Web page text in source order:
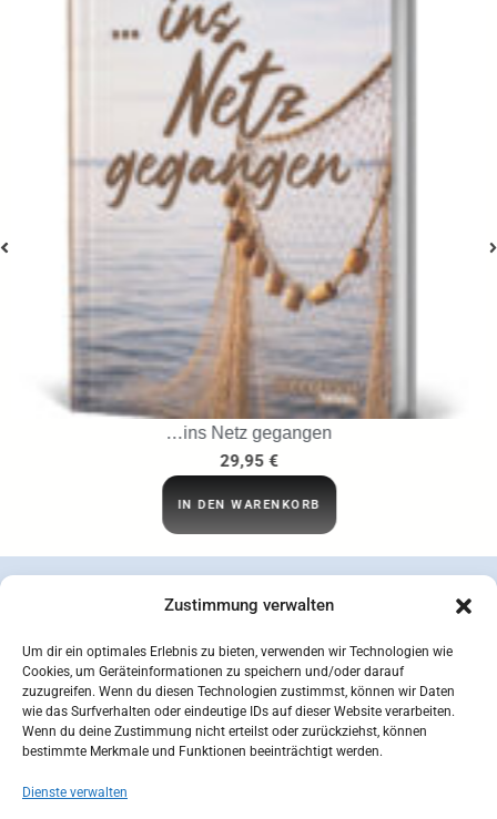
Zustimmung verwalten
Um dir ein optimales Erlebnis zu bieten, verwenden wir Technologien wie
Cookies, um Geräteinformationen zu speichern und/oder darauf
zuzugreifen. Wenn du diesen Technologien zustimmst, können wir Daten
wie das Surfverhalten oder eindeutige IDs auf dieser Website verarbeiten.
Wenn du deine Zustimmung nicht erteilst oder zurückziehst, können
bestimmte Merkmale und Funktionen beeinträchtigt werden.
Dienste verwalten
…ins Netz gegangen
29,95 €
IN DEN WARENKORB